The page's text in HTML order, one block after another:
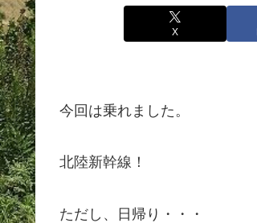
X
今回は乗れました。
北陸新幹線！
ただし、日帰り・・・